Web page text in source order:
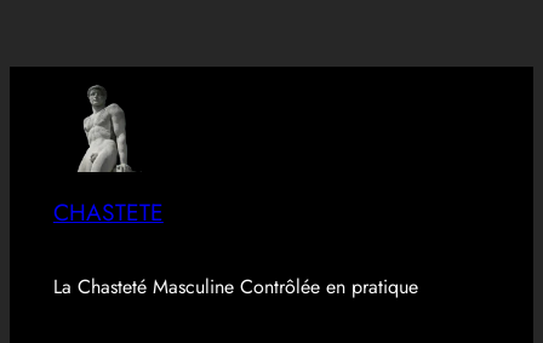
CHASTETE
La Chasteté Masculine Contrôlée en pratique